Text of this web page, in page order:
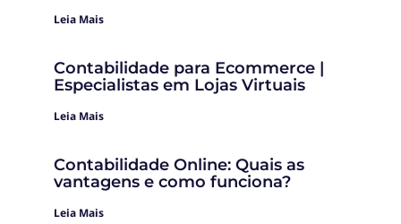
Leia Mais
Contabilidade para Ecommerce |
Especialistas em Lojas Virtuais
Leia Mais
Contabilidade Online: Quais as
vantagens e como funciona?
Leia Mais